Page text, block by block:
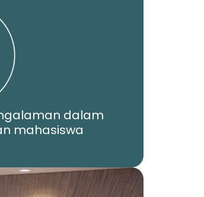
dalam
mahasiswa